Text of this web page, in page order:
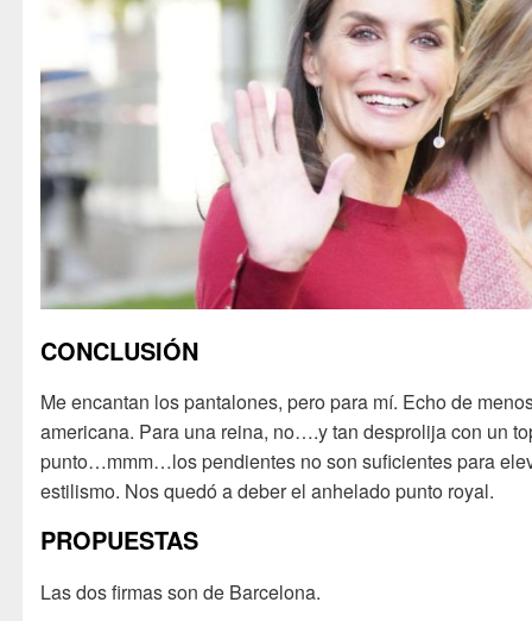
CONCLUSIÓN
Me encantan los pantalones, pero para mí. Echo de
americana. Para una reina, no….y tan desprolija con un
punto…mmm…los pendientes no son suficientes para
estilismo. Nos quedó a deber el anhelado punto royal.
PROPUESTAS
Las dos firmas son de Barcelona.